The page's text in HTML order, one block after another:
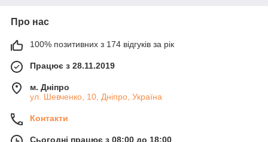
Про нас
100% позитивних з 174 відгуків за рік
Працює з 28.11.2019
м. Дніпро
ул. Шевченко, 10, Дніпро, Україна
Контакти
Сьогодні працює з 08:00 до 18:00